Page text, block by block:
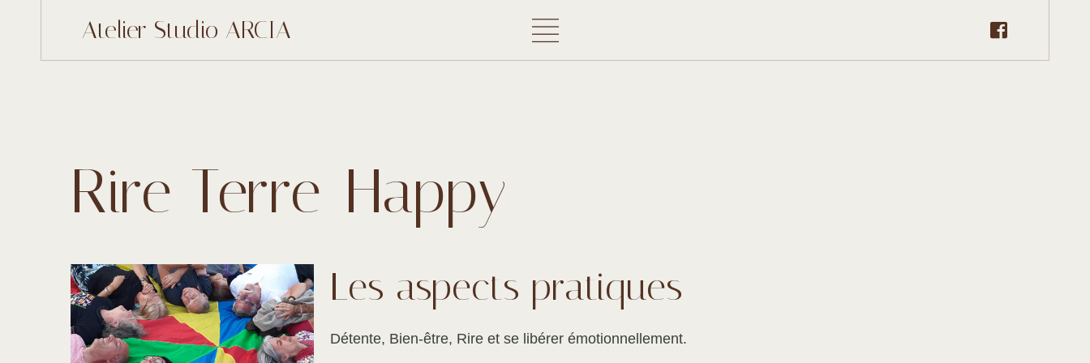
Atelier Studio ARCIA
Rire Terre-Happy
Les aspects pratiques
Détente, Bien-être, Rire et se libérer émotionnellement.